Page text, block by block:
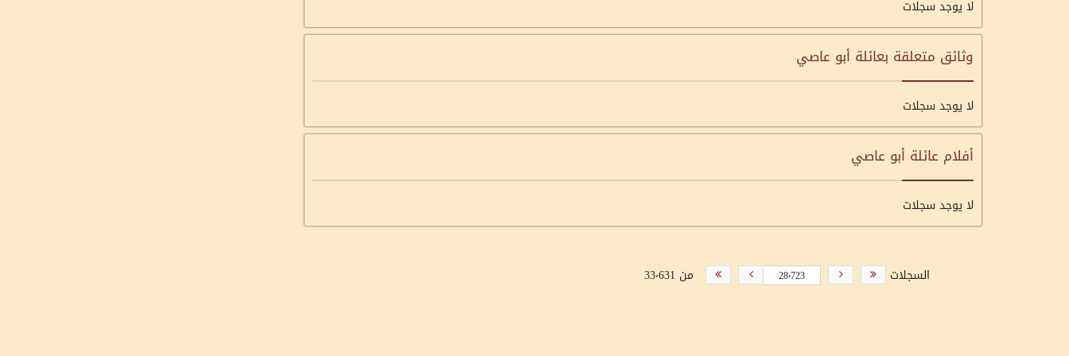
لا يوجد سجلات
وثائق متعلقة بعائلة أبو عاصي
لا يوجد سجلات
أفلام عائلة أبو عاصي
لا يوجد سجلات
السجلات من 33٬631